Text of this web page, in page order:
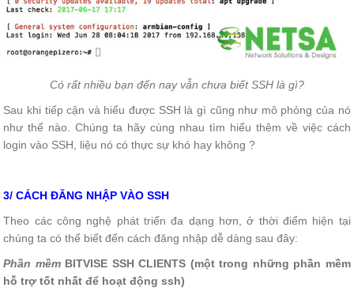
Có rất nhiều bạn đến nay vẫn chưa biết SSH là gì?
Sau khi tiếp cận và hiểu được SSH là gì cũng như mô phỏng của nó
như thế nào. Chúng ta hãy cùng nhau tìm hiểu thêm về việc cách
login vào SSH, liệu nó có thực sự khó hay không ?
3/ CÁCH ĐĂNG NHẬP VÀO SSH
Theo các công nghệ phát triển đa dạng hơn, ở thời điểm hiện tại
chúng ta có thể biết đến cách đăng nhập dễ dàng sau đây:
Phần mềmBITVISE SSH CLIENTS (một trong những phần mềm
hỗ trợ tốt nhất để hoạt động ssh)